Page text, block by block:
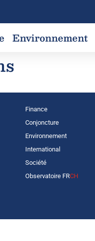
Environnement
Finance
Conjoncture
Environnement
International
Société
Observatoire FRCH